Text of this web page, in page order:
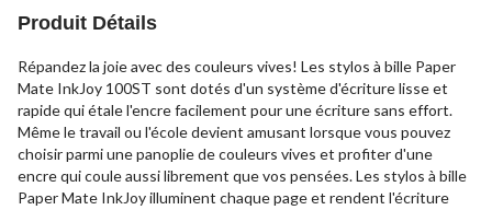
Produit Détails
Répandez la joie avec des couleurs vives! Les stylos à bille Paper
Mate InkJoy 100ST sont dotés d'un système d'écriture lisse et
rapide qui étale l'encre facilement pour une écriture sans effort.
Même le travail ou l'école devient amusant lorsque vous pouvez
choisir parmi une panoplie de couleurs vives et profiter d'une
encre qui coule aussi librement que vos pensées. Les stylos à bille
Paper Mate InkJoy illuminent chaque page et rendent l'écriture